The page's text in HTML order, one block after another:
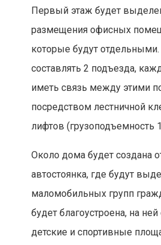
Первый этаж будет
размещения офисных
которые будут отдельными.
составлять 2 подъезда,
иметь связь между этими
посредством лестничной
лифтов (грузоподъемность
Около дома будет создана
автостоянка, где будут
маломобильных групп
будет благоустроена, на ней
детские и спортивные